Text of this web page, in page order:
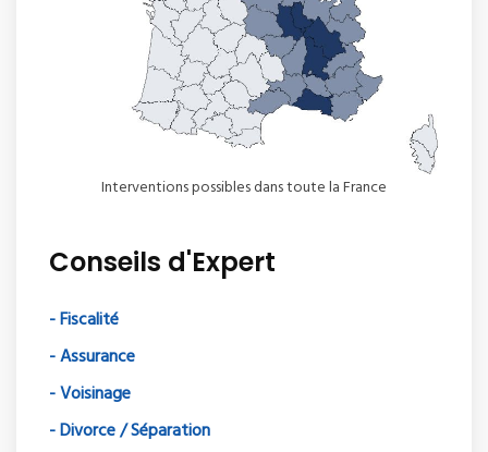
Interventions possibles dans toute la France
Conseils d'Expert
- Fiscalité
- Assurance
- Voisinage
- Divorce / Séparation